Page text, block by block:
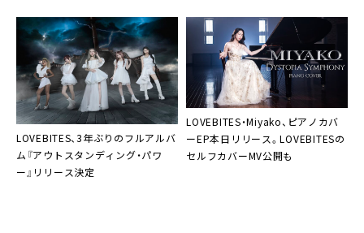
LOVEBITES、3年ぶりのフルアルバ
ム『アウトスタンディング・パワ
ー』リリース決定
LOVEBITES・Miyako、ピアノカバ
ーEP本日リリース。LOVEBITESの
セルフカバーMV公開も